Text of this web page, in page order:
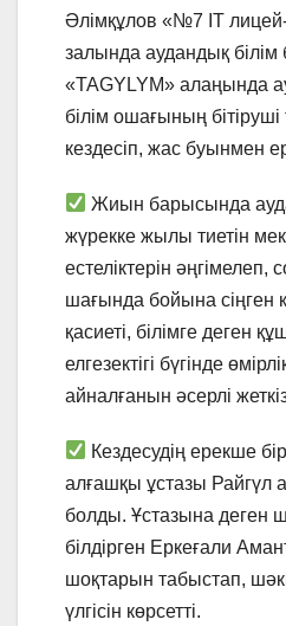
Әлімқұлов «№7 IT лицей-
залында аудандық білім
«TAGYLYM» алаңында
білім ошағының бітіруші
кездесіп, жас буынмен
Жиын барысында
жүрекке жылы тиетін
естеліктерін әңгімелеп,
шағында бойына
қасиеті, білімге деген
елгезектігі бүгінде
айналғанын әсерлі
Кездесудің ерекше
алғашқы ұстазы Райгүл
болды. Ұстазына деген
білдірген Еркеғали
шоқтарын табыстап,
үлгісін көрсетті.